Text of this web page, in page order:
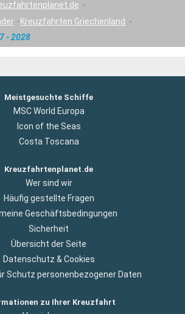
Kreuzfahrten Griechenland
- 2028
Meistgesuchte Schiffe
MSC World Europa
Icon of the Seas
Costa Toscana
Kreuzfahrtenplanet.de
Wer sind wir
Häufig gestellte Fragen
Geschäftsbedingungen
Sicherheit
Übersicht der Seite
Datenschutz & Cookies
Schutz personenbezogener Daten
zu Ihrer Kreuzfahrt